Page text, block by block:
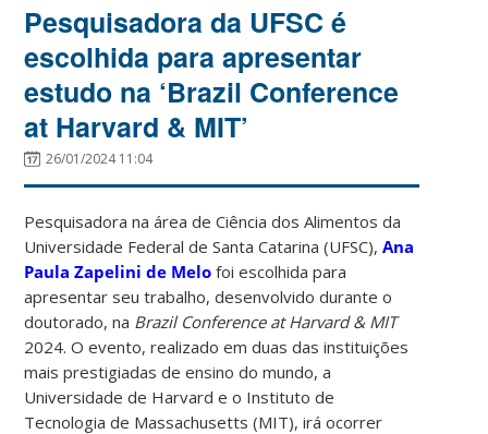
Pesquisadora da UFSC é
escolhida para apresentar
estudo na ‘Brazil Conference
at Harvard & MIT’
26/01/2024 11:04
Pesquisadora na área de Ciência dos Alimentos da
Universidade Federal de Santa Catarina (UFSC),Ana
Paula Zapelini de Melo foi escolhida para
apresentar seu trabalho, desenvolvido durante o
doutorado, na Brazil Conference at Harvard & MIT
2024. O evento, realizado em duas das instituições
mais prestigiadas de ensino do mundo, a
Universidade de Harvard e o Instituto de
Tecnologia de Massachusetts (MIT), irá ocorrer